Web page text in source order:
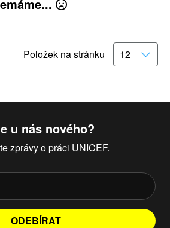
Položek na stránku
u nás nového?
zprávy o práci UNICEF.
ODEBÍRAT